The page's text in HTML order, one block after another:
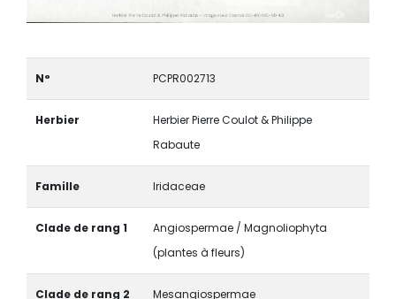
N° PCPR002713
Herbier
Herbier Pierre Coulot & Philippe
Rabaute
Famille Iridaceae
Clade de rang 1
Angiospermae / Magnoliophyta
(plantes à fleurs)
Clade de rang 2
Mesangiospermae